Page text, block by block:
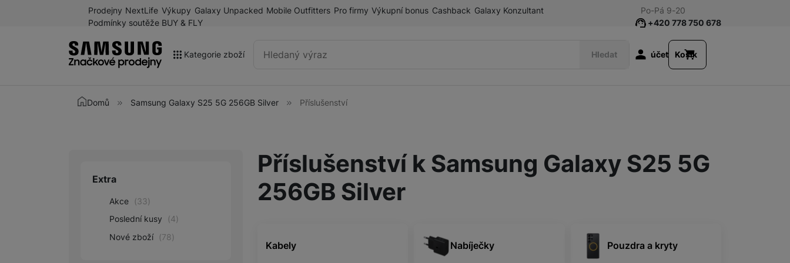
Prodejny NextLife Výkupy Galaxy Unpacked Mobile Outfitters Pro firmy Výkupní bonus Cashback Galaxy Konzultant
Podmínky soutěže BUY & FLY
Vyhledávání Hledat
Kategorie zboží
Akce
Audio
Tablety
Sluchátka
+420 778 750 678
Po-Pá 9-20
Uživatelská
účet Košík
Domů Samsung Galaxy S25 5G 256GB Silver Příslušenství
Příslušenství k Samsung Galaxy S25 5G
256GB Silver
Kabely Nabíječky Pouzdra a kryty
Upřesnit parametry
Extra
Akce (33)
Poslední kusy
(4)
Nové zboží (78)